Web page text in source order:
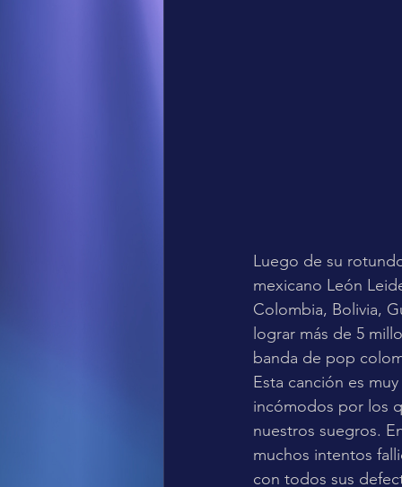
Luego de su
mexicano León
Colombia, Bolivia,
lograr más de 5
banda de pop
Esta canción es
incómodos por los
nuestros suegros.
muchos intentos
con todos sus